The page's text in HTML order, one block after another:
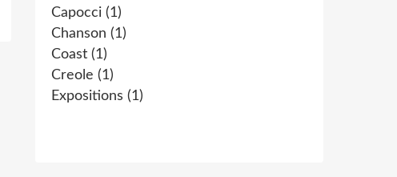
Capocci (1)
Chanson (1)
Coast (1)
Creole (1)
Expositions (1)